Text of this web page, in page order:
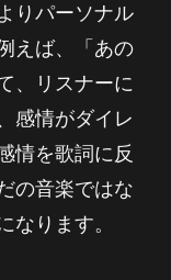
りパーソナル
えば、「あの
、リスナーに
感情がダイレ
情を歌詞に反
の音楽ではな
なります。